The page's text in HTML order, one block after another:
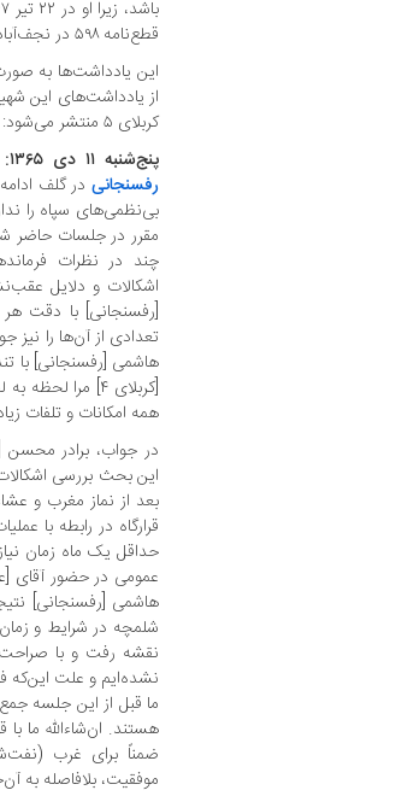
قطع‌نامه ۵۹۸ در نجف‌آباد اصفهان به خاک سپرده شد.
این یادداشت‌ها به
کربلای ۵ منتشر می‌شود:
پنج‌شنبه ۱۱ دی ۱۳۶۵:
رفسنجانی در گلف
بی‌نظمی‌های سپاه را
مقرر در جلسات حاضر
چند در نظرات
[رفسنجانی] با دقت
تعدادی از آن‌ها را نیز
هاشمی [رفسنجانی] با
[کربلای ۴] مرا
همه امکانات و تلفات
در جواب، برادر محسن
بعد از نماز مغرب و
قرارگاه در رابطه با
حداقل یک ماه زمان
عمومی در حضور آقای
هاشمی [رفسنجانی]
شلمچه در شرایط و
نقشه رفت و با صراحت
نشده‌ایم و علت این‌که
ما قبل از این جلسه
هستند. ان‌شاءالله ما
ضمناً برای غرب
موفقیت، بلافاصله به